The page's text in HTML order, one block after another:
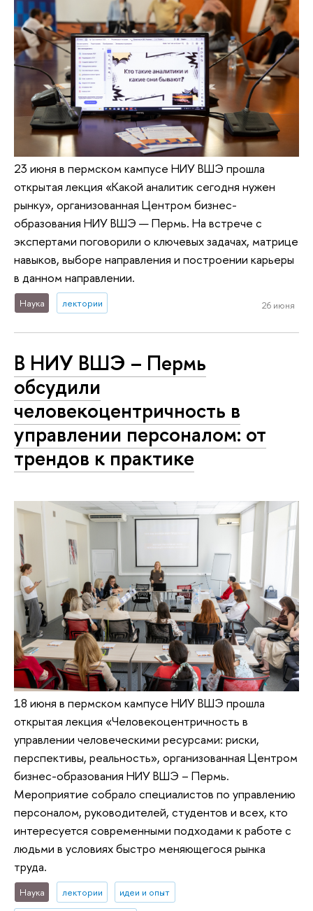
23 июня в пермском кампусе НИУ ВШЭ прошла
открытая лекция «Какой аналитик сегодня нужен
рынку», организованная Центром бизнес-
образования НИУ ВШЭ — Пермь. На встрече с
экспертами поговорили о ключевых задачах, матрице
навыков, выборе направления и построении карьеры
в данном направлении.
Наука лектории 26 июня
В НИУ ВШЭ – Пермь
обсудили
человекоцентричность в
управлении персоналом: от
трендов к практике
18 июня в пермском кампусе НИУ ВШЭ прошла
открытая лекция «Человекоцентричность в
управлении человеческими ресурсами: риски,
перспективы, реальность», организованная Центром
бизнес-образования НИУ ВШЭ – Пермь.
Мероприятие собрало специалистов по управлению
персоналом, руководителей, студентов и всех, кто
интересуется современными подходами к работе с
людьми в условиях быстро меняющегося рынка
труда.
Наука лектории идеи и опыт